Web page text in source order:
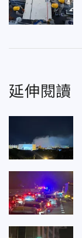
延伸閱讀